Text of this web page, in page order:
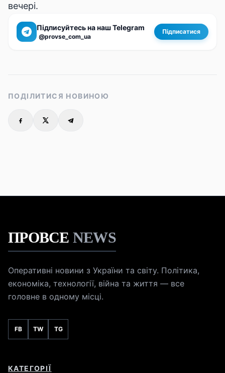
вечері.
Підписуйтесь на наш Telegram
@provse_com_ua
Підписатися
ПОДІЛИТИСЯ НОВИНОЮ
ПРОВСЕ NEWS
Оперативні новини з України та світу. Політика,
економіка, технології, війна та життя — все
головне в одному місці.
FB TW TG
КАТЕГОРІЇ